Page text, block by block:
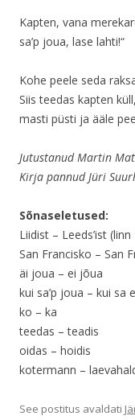
Kapten, vana
sa’p joua, lase lahti!“
Kohe peele seda
Siis teedas kapten
masti püsti ja ääle
Jutustanud Martin
Kirja pannud Jüri
Sõnaseletused:
Liidist – Leeds’ist
San Francisko – San
äi joua – ei jõua
kui sa’p joua – kui sa
ko – ka
teedas – teadis
oidas – hoidis
kotermann –
See postitus avaldati